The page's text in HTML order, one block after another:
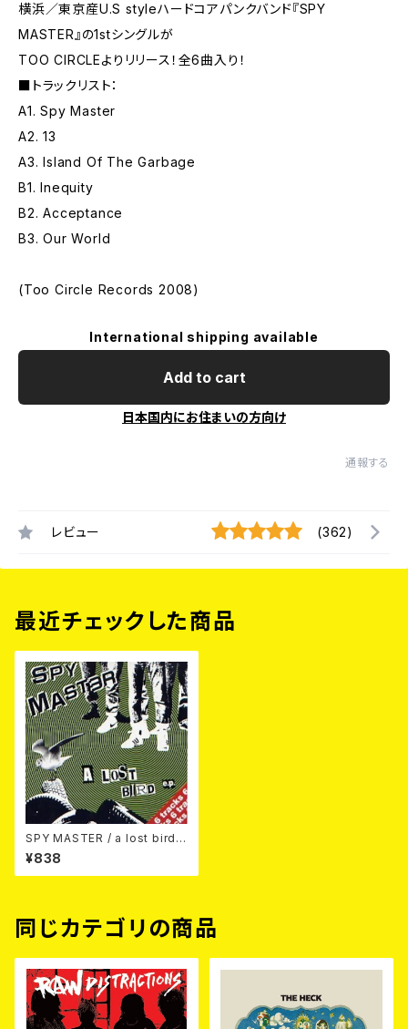
横浜／東京産U.S styleハードコアパンクバンド『SPY
MASTER』の1stシングルが
TOO CIRCLEよりリリース！全6曲入り！
■トラックリスト：
A1. Spy Master
A2. 13
A3. Island Of The Garbage
B1. Inequity
B2. Acceptance
B3. Our World
(Too Circle Records 2008)
International shipping available
Add to cart
日本国内にお住まいの方向け
通報する
レビュー (362)
最近チェックした商品
SPY MASTER / a lost bird 7
EP
¥838
同じカテゴリの商品